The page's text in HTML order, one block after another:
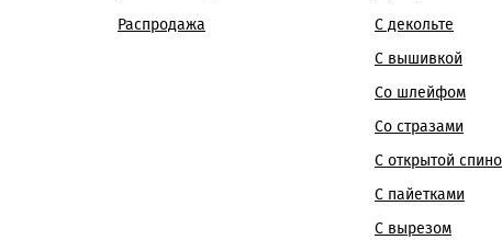
Распродажа С декольте
С вышивкой
Со шлейфом
Со стразами
С открытой
С пайетками
С вырезом